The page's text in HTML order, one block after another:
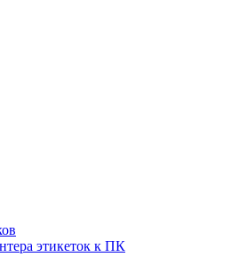
этикеток к ПК